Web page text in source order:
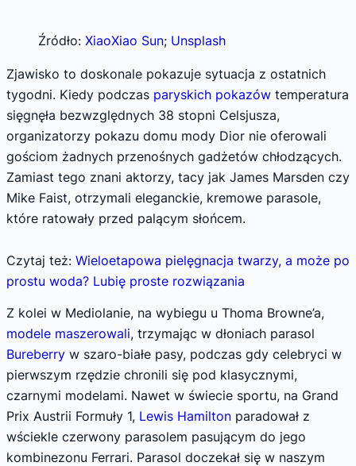
Źródło: XiaoXiao Sun; Unsplash
Zjawisko to doskonale pokazuje sytuacja z ostatnich
tygodni. Kiedy podczas paryskich pokazów temperatura
sięgnęła bezwzględnych 38 stopni Celsjusza,
organizatorzy pokazu domu mody Dior nie oferowali
gościom żadnych przenośnych gadżetów chłodzących.
Zamiast tego znani aktorzy, tacy jak James Marsden czy
Mike Faist, otrzymali eleganckie, kremowe parasole,
które ratowały przed palącym słońcem.
Czytaj też: Wieloetapowa pielęgnacja twarzy, a może po
prostu woda? Lubię proste rozwiązania
Z kolei w Mediolanie, na wybiegu u Thoma Browne’a,
modele maszerowali, trzymając w dłoniach parasol
Bureberry w szaro-białe pasy, podczas gdy celebryci w
pierwszym rzędzie chronili się pod klasycznymi,
czarnymi modelami. Nawet w świecie sportu, na Grand
Prix Austrii Formuły 1, Lewis Hamilton paradował z
wściekle czerwony parasolem pasującym do jego
kombinezonu Ferrari. Parasol doczekał się w naszym